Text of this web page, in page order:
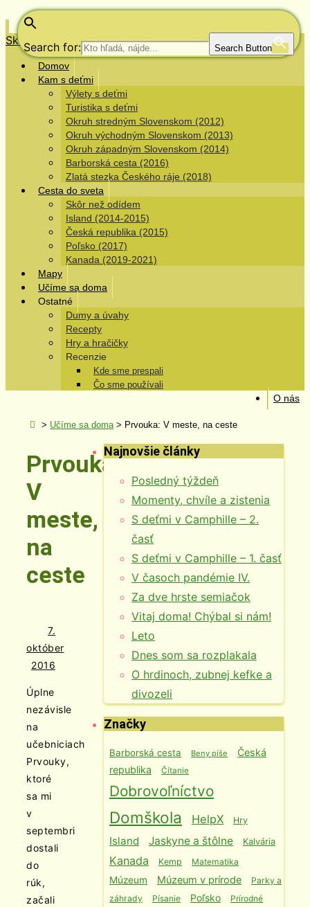
Search for: Search Button
Skip to content
Domov
Kam s deťmi
Výlety s deťmi
Turistika s deťmi
Okruh stredným Slovenskom (2012)
Okruh východným Slovenskom (2013)
Okruh západným Slovenskom (2014)
Barborská cesta (2016)
Zlatá stezka Českého ráje (2018)
Cesta do sveta
Skôr než odídem
Island (2014-2015)
Česká republika (2015)
Poľsko (2017)
Kanada (2019-2021)
Mapy
Učíme sa doma
Ostatné
Dumy a úvahy
Recepty
Hry a hračičky
Recenzie
Kde sme prespali
Čo sme používali
O nás
> Učíme sa doma> Prvouka: V meste, na ceste
Prvouka:
V
meste,
na
ceste
7.
október
2016
Úplne
nezávisle
na
učebniciach
Prvouky,
ktoré
sa mi
v
septembri
dostali
do
rúk,
začali
Najnovšie články
Posledný týždeň
Momenty, chvíle a zistenia
S deťmi v Camphille – 2.
časť
S deťmi v Camphille – 1. časť
V časoch pandémie IV.
Za dve hrste semiačok
Vitaj doma! Chýbal si nám!
Leto
Dnes som sa rozplakala
O hrdinoch, zubnej kefke a
divozeli
Značky
Barborská cesta Beny píše
Česká
republika
Čítanie
Dobrovoľníctvo
Domškola HelpX Hry
Island Jaskyne a štôlne Kalvária
Kanada Kemp Matematika
Múzeum Múzeum v prírode
Parky a
záhrady
Písanie Poľsko
Prírodné